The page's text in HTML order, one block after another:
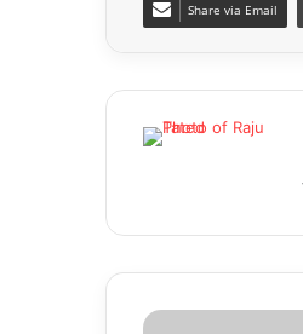
Share via Email